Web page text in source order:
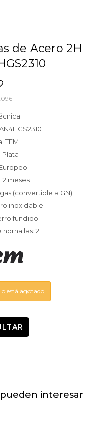
de Acero 2H
TEM
Plata
meses
(convertible a GN)
inoxidable
fundido
hornallas: 2
está agotado.
interesar